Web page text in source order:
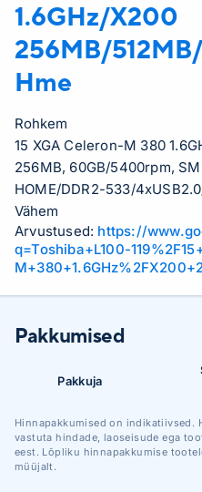
1.6GHz/X200
256MB/
Hme
Rohkem
15 XGA Celeron-M 380
256MB, 60GB/5400rpm,
HOME/DDR2-533/
Vähem
Arvustused: https://
q=Toshiba+L100-
Pakkumised
Pakkuja
Hinnapakkumised on indikatiivsed.
vastuta hindade, laoseisude ega
eest. Lõpliku hinnapakkumise
müüjalt.